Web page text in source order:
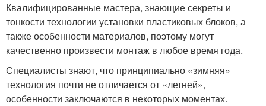
Квалифицированные мастера, знающие секреты и
тонкости технологии установки пластиковых блоков, а
также особенности материалов, поэтому могут
качественно произвести монтаж в любое время года.
Специалисты знают, что принципиально «зимняя»
технология почти не отличается от «летней»,
особенности заключаются в некоторых моментах.